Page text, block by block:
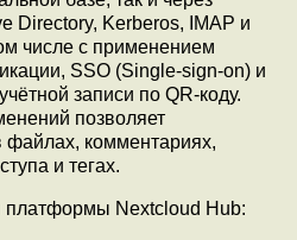
Directory, Kerberos, IMAP и
числе с применением
SSO (Single-sign-on) и
записи по QR-коду.
позволяет
файлах, комментариях,
и тегах.
Nextcloud Hub: